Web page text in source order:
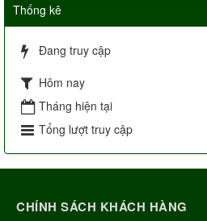
Thống kê
Đang truy cập
Hôm nay
Tháng hiện tại
Tổng lượt truy cập
CHÍNH SÁCH KHÁCH HÀNG